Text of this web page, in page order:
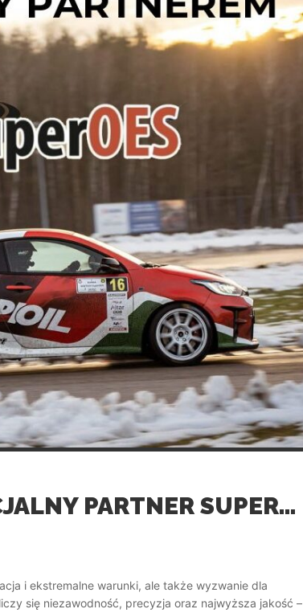
CHEMPIOIL – OFICJALNY PARTNER SUPEROES NA TORZE KIELCE!
i ekstremalne warunki, ale także wyzwanie dla
się niezawodność, precyzja oraz najwyższa jakość –